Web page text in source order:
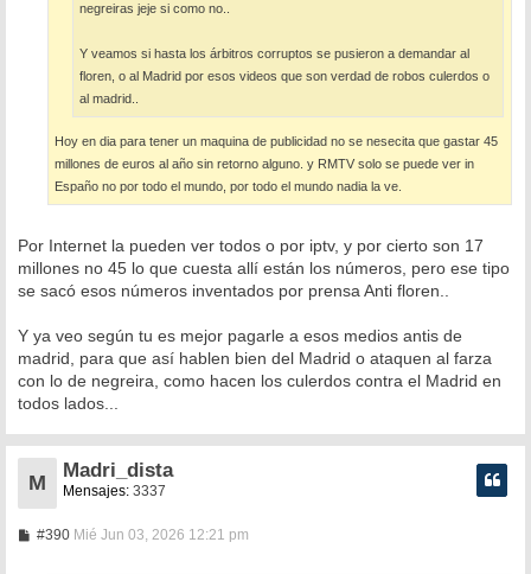
negreiras jeje si como no..
Y veamos si hasta los árbitros corruptos se pusieron a demandar al
floren, o al Madrid por esos videos que son verdad de robos culerdos o
al madrid..
Hoy en dia para tener un maquina de publicidad no se nesecita que gastar 45
millones de euros al año sin retorno alguno. y RMTV solo se puede ver in
Españo no por todo el mundo, por todo el mundo nadia la ve.
Por Internet la pueden ver todos o por iptv, y por cierto son 17
millones no 45 lo que cuesta allí están los números, pero ese tipo
se sacó esos números inventados por prensa Anti floren..
Y ya veo según tu es mejor pagarle a esos medios antis de
madrid, para que así hablen bien del Madrid o ataquen al farza
con lo de negreira, como hacen los culerdos contra el Madrid en
todos lados...
M
Madri_dista
Mensajes: 3337
#390MMié Jun 03, 2026 12:21 pm